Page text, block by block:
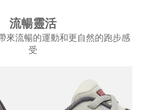
流暢靈活
來流暢的運動和更自然的跑步感
受